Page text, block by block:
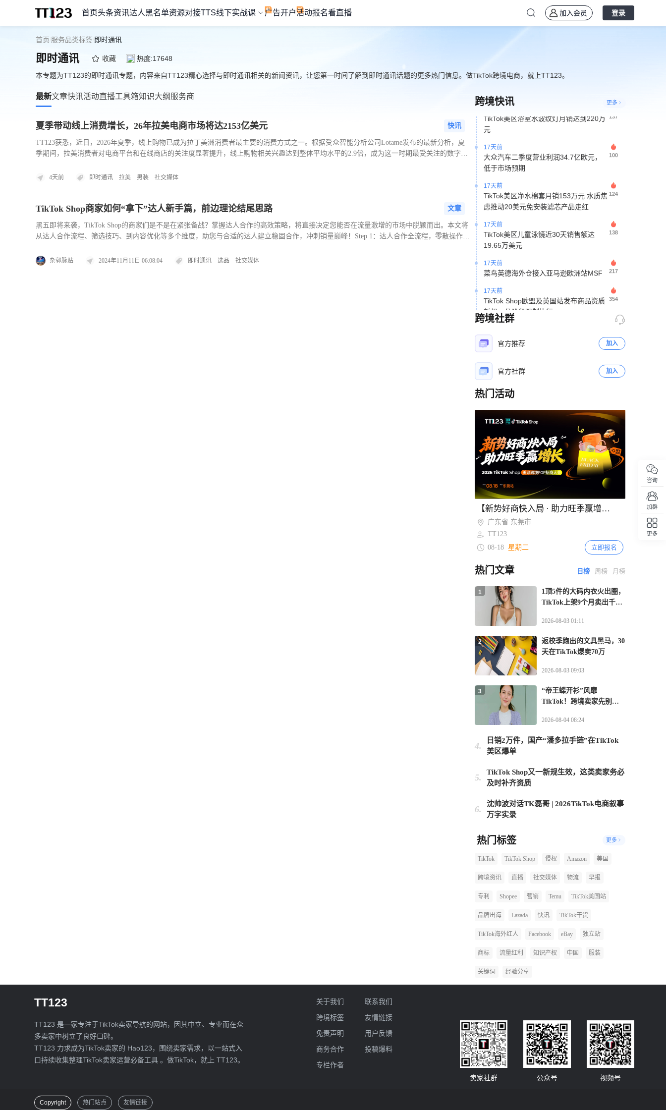
首页头条资讯达人黑名单资源对接TTS线下实战课 广告开户活动报名看直播 加入会员 登录
首页 服务品类标签 即时通讯
即时通讯 收藏 热度:17648
本专题为TT123的即时通讯专题，内容来自TT123精心选择与即时通讯相关的新闻资讯，让您第一时间了解到即时通讯话题的更多热门信息。做TikTok跨境电商，就上TT123。
最新文章快讯活动直播工具箱知识大纲 服务商
夏季带动线上消费增长，26年拉美电商市场将达2153亿美元 快讯
TT123获悉，近日，2026年夏季，线上购物已成为拉丁美洲消费者最主要的消费方式之一。根据受众智能分析公司Lotame发布的最新分析，夏
季期间，拉美消费者对电商平台和在线商店的关注度显著提升，线上购物相关兴趣达到整体平均水平的2.9倍，成为这一时期最受关注的数字消
来看，服饰仍然是推动线上消费增长的核心领域。其中，男装成为消费者最关注的品类，关注度达到整体受众平均水平的2.3倍；女装紧随其
4天前 即时通讯 拉美 男装 社交媒体
TikTok Shop商家如何“拿下”达人新手篇，前边理论结尾思路 文章
黑五即将来袭，TikTok Shop的商家们是不是在紧张备战？掌握达人合作的高效策略，将直接决定您能否在流量激增的市场中脱颖而出。本文将
从达人合作流程、筛选技巧、到内容优化等多个维度，助您与合适的达人建立稳固合作，冲刺销量巅峰！Step 1：达人合作全流程，零散操作变
杂郭脉贴 2024年11月11日 06:08:04 即时通讯 选品 社交媒体
跨境快讯 更多
划，对标亚马逊Prime提升复购转化
泰国网红市场2024年规模达450亿泰铢
16天前
元
大众汽车二季度营业利润34.7亿欧元，
低于市场预期
100
TikTok美区净水棉套月销153万元 水质焦
虑推动20美元免安装滤芯产品走红
124
TikTok美区儿童泳镜近30天销售额达
19.65万美元
138
菜鸟英德海外仓接入亚马逊欧洲站MSF 217
TikTok Shop欧盟及英国站发布商品资质
新规，分阶段强制执行
354
17天前
镑GVA，吸引超30万中小卖家入驻Shop
17天前
TikTok Shop东南亚跨境自7月23日起调
整运费补贴与非商责赔付规则
309
跨境社群
官方推荐 加入
官方社群 加入
热门活动
Item
of
2
【新势好商快入局 · 助力旺季赢增长】TikTok Shop美欧跨境POP招商大会·东莞站
广东省 东莞市
TT123
08-18 星期二 立即报名
欧啦！爆单就在13国——2026TikTok Shop欧洲新势力峰会【青岛站】
山东省 青岛市
TT123
08-13 星期四 立即报名
热门文章 日榜 周榜 月榜
1顶5件的大码内衣火出圈，
TikTok上架9个月卖出千万
2026-08-03 01:11
1
返校季跑出的文具黑马，30
天在TikTok爆卖70万
2026-08-03 09:03
2
“帝王蝶开衫”风靡
TikTok！跨境卖家先别急
2026-08-04 08:24
3
4.
日销2万件，国产“潘多拉手链”在TikTok
美区爆单
5.
TikTok Shop又一新规生效，这类卖家务必
及时补齐资质
6.
沈帅波对话TK磊哥 | 2026TikTok电商叙事
万字实录
热门标签 更多
TikTok TikTok Shop 侵权 Amazon 美国
跨境资讯 直播 社交媒体 物流 早报
专利 Shopee 营销 Temu TikTok美国站
品牌出海 Lazada 快讯 TikTok干货
TikTok海外红人 Facebook eBay 独立站
商标 流量红利 知识产权 中国 服装
关键词 经验分享
TT123
TT123 是一家专注于TikTok卖家导航的网站，因其中立、专业而在众
多卖家中树立了良好口碑。
TT123 力求成为TikTok卖家的 Hao123，围绕卖家需求，以一站式入
口持续收集整理TikTok卖家运营必备工具 。做TikTok，就上 TT123。
关于我们
联系我们
跨境标签
友情链接
免责声明
用户反馈
商务合作
投稿爆料
专栏作者
卖家社群
公众号 视频号
Copyright 热门站点 友情链接
咨询
加群
更多